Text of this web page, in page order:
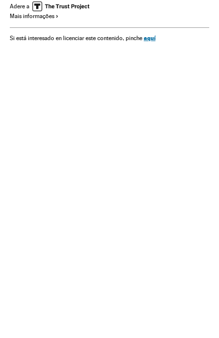
Telefonia celular multimídia
Programas informáticos
Telefonia Empresas Telecomunicações Economia
Adere a
Mais informações
Si está interesado en licenciar este contenido, pinche aquí